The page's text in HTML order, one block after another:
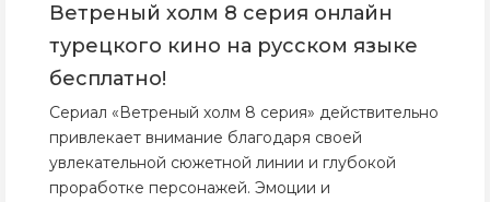
Ветреный холм 8 серия онлайн
турецкого кино на русском языке
бесплатно!
Сериал «Ветреный холм 8 серия» действительно
привлекает внимание благодаря своей
увлекательной сюжетной линии и глубокой
проработке персонажей. Эмоции и